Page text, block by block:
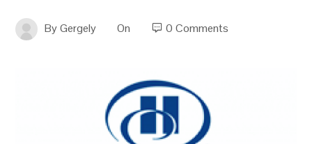
ByGergely On 0 Comments